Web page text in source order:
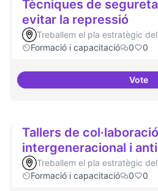
Tècniques de
evitar la repressió
Treballem el pla estratègic
Formació i capacitació
0 0
Vote
Tallers de col·laboració
intergeneracional i
Treballem el pla estratègic
Formació i capacitació
0 0